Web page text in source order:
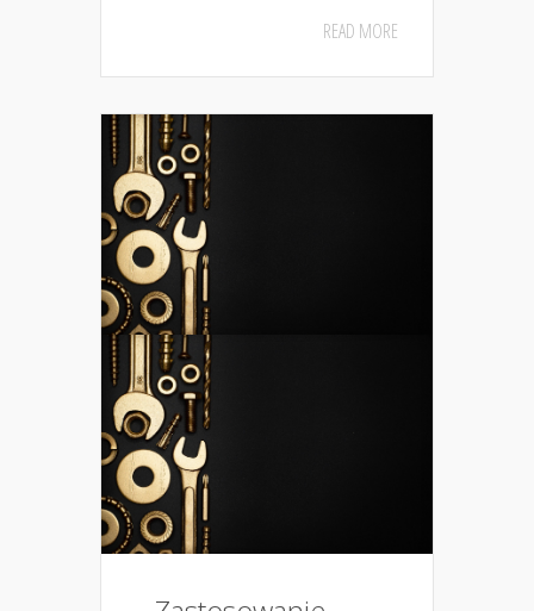
READ MORE